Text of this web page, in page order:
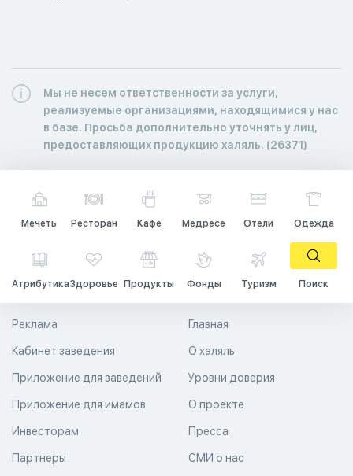
Мы не несем ответственности за услуги,
реализуемые организациями, находящимися у нас
в базе. Просьба дополнительно уточнять у лиц,
предоставляющих продукцию халяль. (26371)
Мечеть Ресторан Кафе Медресе Отели Одежда
АтрибутикаЗдоровье Продукты Фонды Туризм Поиск
Главная
О халяль
Уровни доверия
Реклама
Кабинет заведения
Приложение для заведений
Приложение для имамов О проекте
Пресса
СМИ о нас
Инвесторам
Партнеры